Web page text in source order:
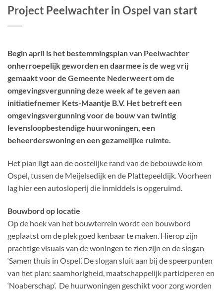
Project Peelwachter in Ospel van start
Begin april is het bestemmingsplan van Peelwachter
onherroepelijk geworden en daarmee is de weg vrij
gemaakt voor de Gemeente Nederweert om de
omgevingsvergunning deze week af te geven aan
initiatiefnemer Kets-Maantje B.V. Het betreft een
omgevingsvergunning voor de bouw van twintig
levensloopbestendige huurwoningen, een
beheerderswoning en een gezamelijke ruimte.
Het plan ligt aan de oostelijke rand van de bebouwde kom
Ospel, tussen de Meijelsedijk en de Plattepeeldijk. Voorheen
lag hier een autosloperij die inmiddels is opgeruimd.
Bouwbord op locatie
Op de hoek van het bouwterrein wordt een bouwbord
geplaatst om de plek goed kenbaar te maken. Hierop zijn
prachtige visuals van de woningen te zien zijn en de slogan
‘Samen thuis in Ospel’. De slogan sluit aan bij de speerpunten
van het plan: saamhorigheid, maatschappelijk participeren en
‘Noaberschap’. De huurwoningen geschikt voor zorg worden